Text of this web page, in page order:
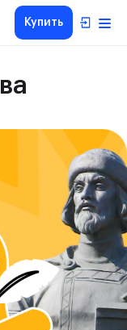
Купить